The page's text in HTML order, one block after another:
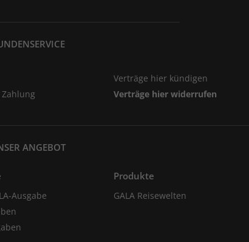
Verträge hier kündigen
Verträge hier widerrufen
ANGEBOT
Ausgabe
Produkte
GALA Reisewelten